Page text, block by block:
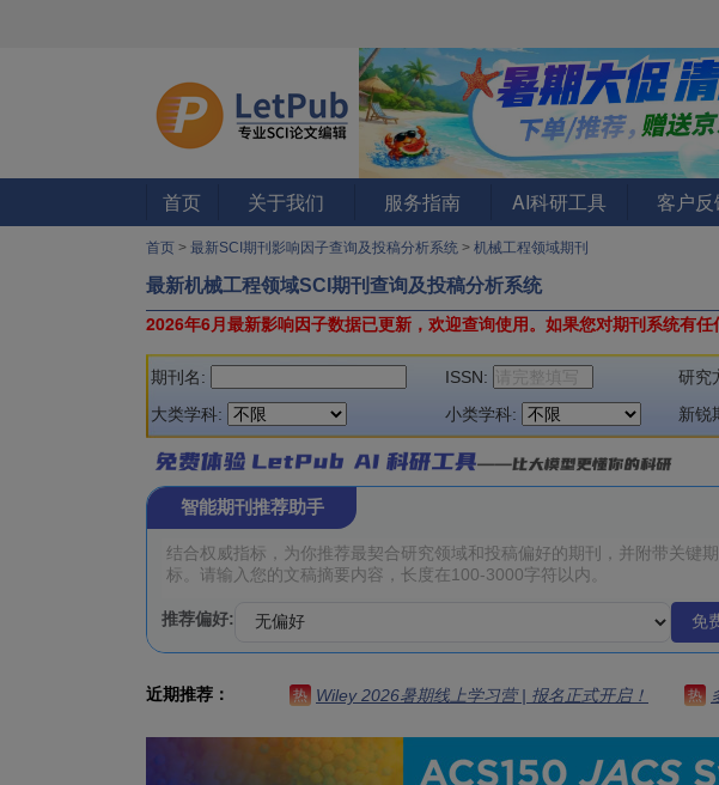
首页 关于我们 服务指南 AI科研工具 客户
首页 > 最新SCI期刊影响因子查询及投稿分析系统 > 机械工程领域期刊
最新机械工程领域SCI期刊查询及投稿分析系统
2026年6月最新影响因子数据已更新，欢迎查询使用。 如果您对期刊系统有
期刊名: ISSN: 研究
大类学科:
小类学科: 新锐
智能期刊推荐助手
推荐偏好: 免
近期推荐： 热 Wiley 2026暑期线上学习营 | 报名正式开启！ 热